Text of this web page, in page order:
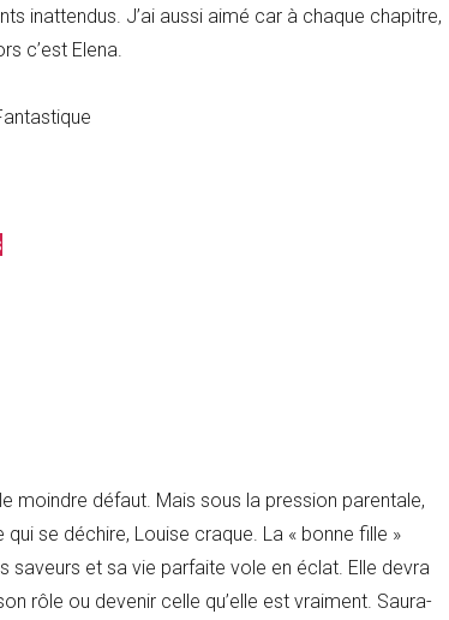
inattendus. J’ai aussi aimé car à chaque chapitre,
c’est Elena.
moindre défaut. Mais sous la pression parentale,
se déchire, Louise craque. La « bonne fille »
saveurs et sa vie parfaite vole en éclat. Elle devra
rôle ou devenir celle qu’elle est vraiment. Saura-